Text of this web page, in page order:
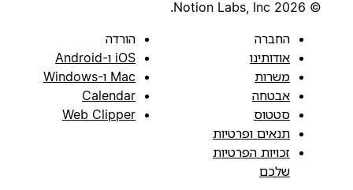
החברה
אודותינו
משרות
אבטחה
סטטוס
תנאים ופרטיות
זכויות הפרטיות
שלכם
הורדה
iOS ו-Android
Mac ו-Windows
Calendar
Web Clipper